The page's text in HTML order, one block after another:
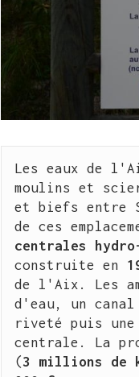
Les eaux de
moulins et
et biefs entre
de ces
centrales
construite en
de l'Aix. Les
d'eau, un
riveté puis
centrale. La
(3 millions de